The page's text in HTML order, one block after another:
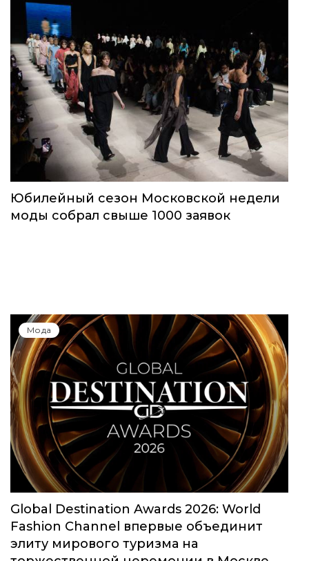
Юбилейный сезон Московской недели
моды собрал свыше 1000 заявок
Мода
Global Destination Awards 2026: World
Fashion Channel впервые объединит
элиту мирового туризма на